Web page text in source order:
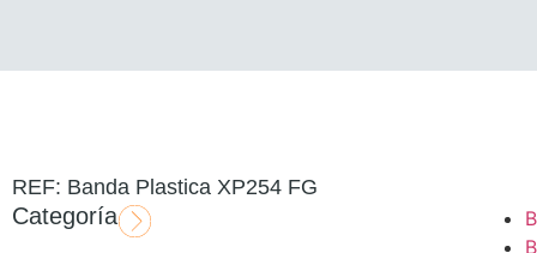
REF: Banda Plastica XP254 FG
Categoría